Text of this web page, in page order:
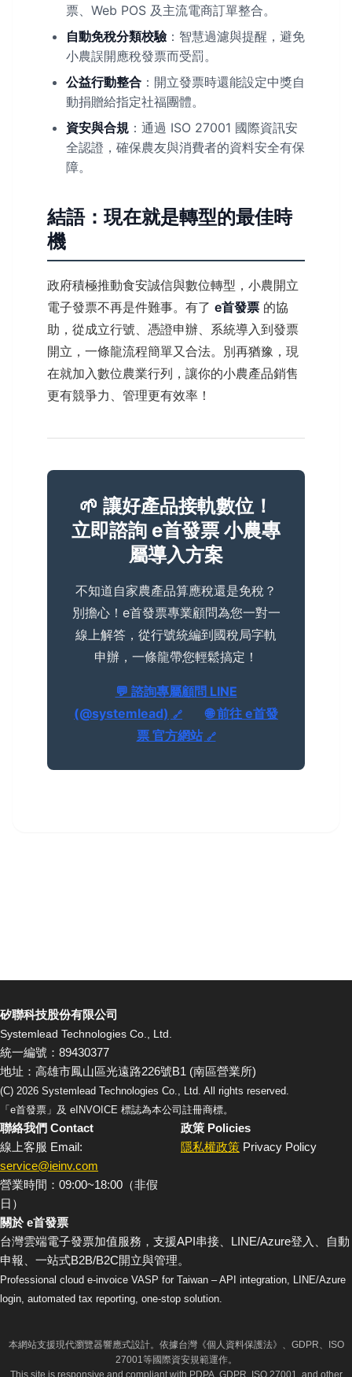
票、Web POS 及主流電商訂單整合。
自動免稅分類校驗：智慧過濾與提醒，避免
小農誤開應稅發票而受罰。
公益行動整合 ：開立發票時還能設定中獎自
動捐贈給指定社福團體。
資安與合規 ：通過 ISO 27001 國際資訊安
全認證，確保農友與消費者的資料安全有保
障。
結語：現在就是轉型的最佳時
機
政府積極推動食安誠信與數位轉型，小農開立
電子發票不再是件難事。有了 e首發票 的協
助，從成立行號、憑證申辦、系統導入到發票
開立，一條龍流程簡單又合法。別再猶豫，現
在就加入數位農業行列，讓你的小農產品銷售
更有競爭力、管理更有效率！
🌱 讓好產品接軌數位！
立即諮詢 e首發票 小農專
屬導入方案
不知道自家農產品算應稅還是免稅？
別擔心！e首發票專業顧問為您一對一
線上解答，從行號統編到國稅局字軌
申辦，一條龍帶您輕鬆搞定！
💬 諮詢專屬顧問 LINE
(@systemlead)
🌐 前往 e首發
票 官方網站
矽聯科技股份有限公司
Systemlead Technologies Co., Ltd.
統一編號：89430377
地址：高雄市鳳山區光遠路226號B1 (南區營業所)
(C) 2026 Systemlead Technologies Co., Ltd. All rights reserved.
「e首發票」及 eINVOICE 標誌為本公司註冊商標。
聯絡我們 Contact
線上客服 Email:
service@ieinv.com
營業時間：09:00~18:00（非假
日）
政策 Policies
隱私權政策 Privacy Policy
關於 e首發票
台灣雲端電子發票加值服務，支援API串接、LINE/Azure登入、自動
申報、一站式B2B/B2C開立與管理。
Professional cloud e-invoice VASP for Taiwan – API integration, LINE/Azure
login, automated tax reporting, one-stop solution.
本網站支援現代瀏覽器響應式設計。依據台灣《個人資料保護法》、GDPR、ISO
27001等國際資安規範運作。